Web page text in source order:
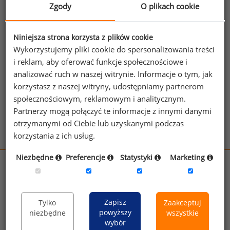
marketingu.
Jeżeli posiadasz dostęp, do pełnego raportu
jednego z powyższych stanowisk możesz za
jego pomocą sprawdzić raporty dla
pozostałych.
Wykorzystaj kod
Aby otrzymać darmowy kod dostępu weź udział
wOgólnopolskim Badaniu Wynagrodzeń.
wynagrodzenia.pl
rynekpracy.pl
raportyplacowe.pl
badania
HR.pl
Zgody O plikach cookie
Niniejsza strona korzysta z plików cookie
Wykorzystujemy pliki cookie do spersonalizowania treści
i reklam, aby oferować funkcje społecznościowe i
analizować ruch w naszej witrynie. Informacje o tym, jak
korzystasz z naszej witryny, udostępniamy partnerom
społecznościowym, reklamowym i analitycznym.
Partnerzy mogą połączyć te informacje z innymi danymi
otrzymanymi od Ciebie lub uzyskanymi podczas
korzystania z ich usług.
Niezbędne Preferencje Statystyki Marketing
Tylko
niezbędne
Zapisz
powyższy
wybór
Zaakceptuj
wszystkie